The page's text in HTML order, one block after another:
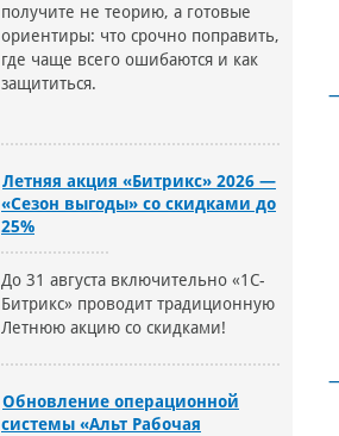
получите не теорию, а готовые
ориентиры: что срочно поправить,
где чаще всего ошибаются и как
защититься.
Летняя акция «Битрикс» 2026 —
«Сезон выгоды» со скидками до
25%
До 31 августа включительно «1С-
Битрикс» проводит традиционную
Летнюю акцию со скидками!
Обновление операционной
системы «Альт Рабочая